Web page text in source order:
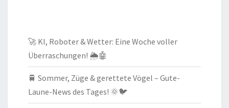
🚀 KI, Roboter & Wetter: Eine Woche voller
Überraschungen! 🌦️🤖
🚆 Sommer, Züge & gerettete Vögel – Gute-
Laune-News des Tages! 🌞🐦